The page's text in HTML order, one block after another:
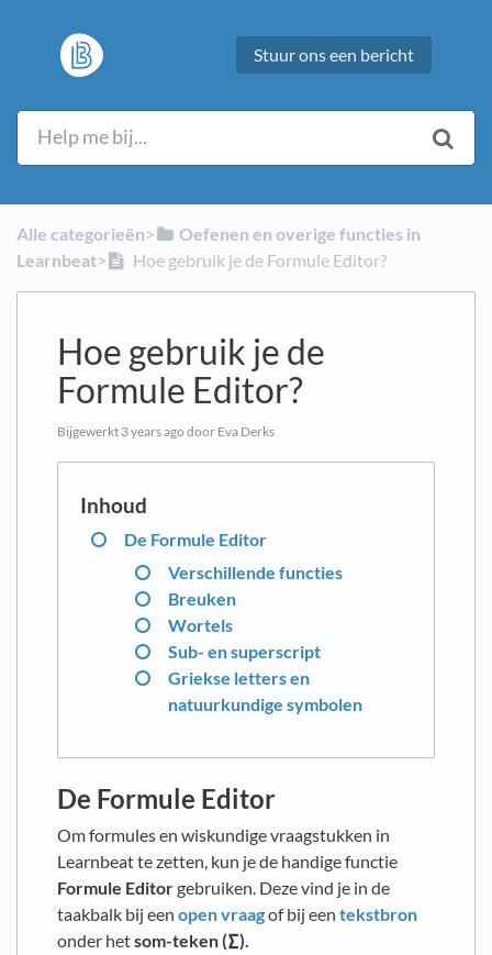
Stuur ons een bericht
Alle categorieën​>​
​Oefenen en overige functies in
Learnbeat​>​ Hoe gebruik je de Formule Editor?
Hoe gebruik je de
Formule Editor?
Bijgewerkt 3 years ago door Eva Derks
De Formule Editor
Verschillende functies
Breuken
Wortels
Sub- en superscript
Griekse letters en
natuurkundige symbolen
De Formule Editor
Om formules en wiskundige vraagstukken in
Learnbeat te zetten, kun je de handige functie
Formule Editorgebruiken. Deze vind je in de
taakbalk bij een open vraagof bij een tekstbron
onder hetsom-teken (∑).